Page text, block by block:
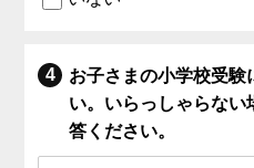
お子さまの小学校受験
い。いらっしゃらない
答ください。